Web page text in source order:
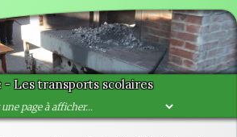
- Les transports scolaires